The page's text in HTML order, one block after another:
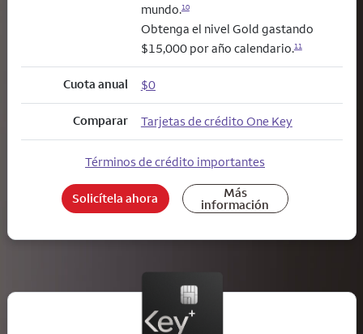
mundo.10
Obtenga el nivel Gold gastando
$15,000 por año calendario.11
Cuota anual $0
Comparar Tarjetas de crédito One Key
Términos de crédito importantes
Solicítela ahora Más
información